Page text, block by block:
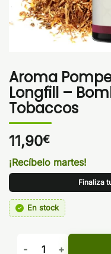
Aroma
Longfill –
Tobaccos
11,90€
¡Recíbelo martes!
Finaliza
En stock
Aroma Pompeii Core